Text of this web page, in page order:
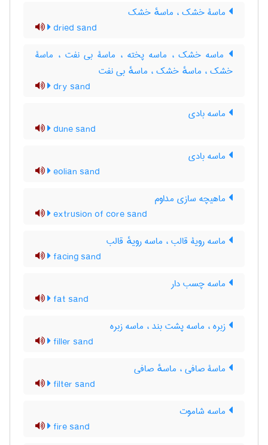
ماسۀ خشک ، ماسهٔ خشک
dried sand
ماسه خشک ، ماسه پخته ، ماسۀ بی نفت ، ماسۀ
خشک ، ماسهٔ خشک ، ماسهٔ بی نفت
dry sand
ماسه بادی
dune sand
ماسه بادی
eolian sand
ماهیچه سازی مداوم
extrusion of core sand
ماسه رویۀ قالب ، ماسه رویهٔ قالب
facing sand
ماسه چسب دار
fat sand
زبره ، ماسه پشت بند ، ماسه زبره
filler sand
ماسۀ صافی ، ماسهٔ صافی
filter sand
ماسه شاموت
fire sand